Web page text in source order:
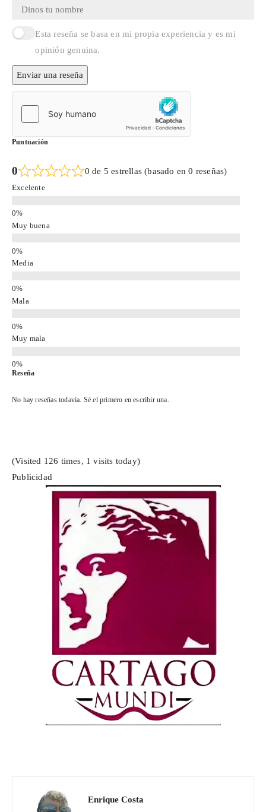
Esta reseña se basa en mi propia experiencia y es mi
opinión genuina.
Enviar una reseña
Puntuación
0 0 de 5 estrellas (basado en 0 reseñas)
Excelente
Muy buena
Media
Mala
Muy mala
Reseña
No hay reseñas todavía. Sé el primero en escribir una.
(Visited 126 times, 1 visits today)
Publicidad
Enrique Costa